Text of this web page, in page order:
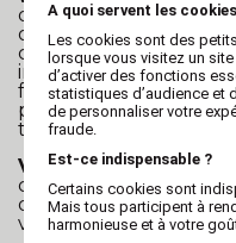
de les ranger et de
outils professionnels
chute peut les
irréversible, vous
fréquemment, voire à
primordial de prendre
telles situations.
Vivog, conscient de
ciseaux en parfait
d'accessoires conçus
vos besoins :
A quoi servent les
Les cookies sont des
lorsque vous visitez un
d’activer des fonctions
statistiques d’audience et
de personnaliser votre
fraude.
Est-ce indispensable ?
Certains cookies sont
Mais tous participent à
harmonieuse et à votre